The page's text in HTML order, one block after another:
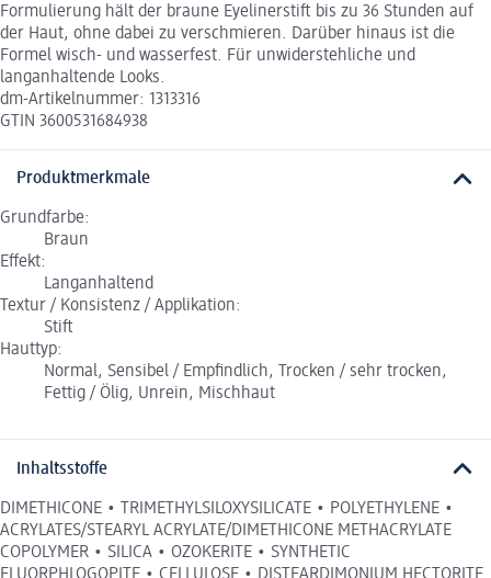
Formulierung hält der braune Eyelinerstift bis zu 36 Stunden auf
der Haut, ohne dabei zu verschmieren. Darüber hinaus ist die
Formel wisch- und wasserfest. Für unwiderstehliche und
langanhaltende Looks.
dm-Artikelnummer: 1313316
GTIN 3600531684938
Produktmerkmale
Grundfarbe:
Braun
Effekt:
Langanhaltend
Textur / Konsistenz / Applikation:
Stift
Hauttyp:
Normal, Sensibel / Empfindlich, Trocken / sehr trocken,
Fettig / Ölig, Unrein, Mischhaut
Inhaltsstoffe
DIMETHICONE • TRIMETHYLSILOXYSILICATE • POLYETHYLENE •
ACRYLATES/STEARYL ACRYLATE/DIMETHICONE METHACRYLATE
COPOLYMER • SILICA • OZOKERITE • SYNTHETIC